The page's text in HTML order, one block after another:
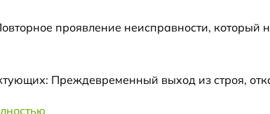
проявление неисправности,
Преждевременный выход из строя,